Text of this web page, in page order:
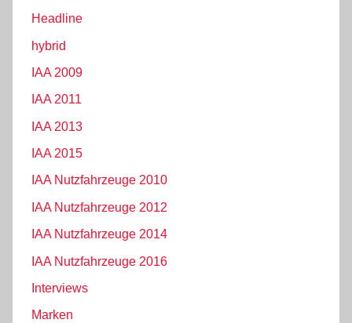
Headline
hybrid
IAA 2009
IAA 2011
IAA 2013
IAA 2015
IAA Nutzfahrzeuge 2010
IAA Nutzfahrzeuge 2012
IAA Nutzfahrzeuge 2014
IAA Nutzfahrzeuge 2016
Interviews
Marken